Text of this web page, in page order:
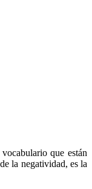
que están
la negatividad, es la